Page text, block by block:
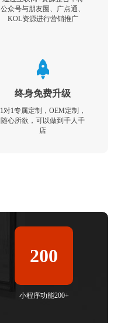
公众号与朋友圈、广点通、
KOL资源进行营销推广
终身免费升级
1对1专属定制，OEM定制，
随心所欲，可以做到千人千
店
200
小程序功能200+